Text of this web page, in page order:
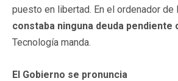
puesto en libertad. En el ordenador de
constaba ninguna deuda pendiente
Tecnología manda.
El Gobierno se pronuncia